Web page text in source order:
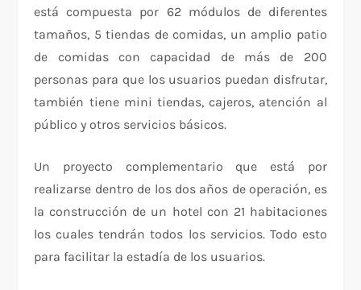
está compuesta por 62 módulos de diferentes
tamaños, 5 tiendas de comidas, un amplio patio
de comidas con capacidad de más de 200
personas para que los usuarios puedan disfrutar,
también tiene mini tiendas, cajeros, atención al
público y otros servicios básicos.
Un proyecto complementario que está por
realizarse dentro de los dos años de operación, es
la construcción de un hotel con 21 habitaciones
los cuales tendrán todos los servicios. Todo esto
para facilitar la estadía de los usuarios.